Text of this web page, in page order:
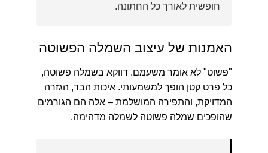
חופשית לאורך כל החתונה.
האמנות של עיצוב השמלה הפשוטה
"פשוט" לא אומר משעמם. דווקא בשמלה פשוטה,
כל פרט קטן הופך למשמעותי. איכות הבד, הגזרה
המדויקת, והתפירה המושלמת – אלה הם הגורמים
שהופכים שמלה פשוטה לשמלה מדהימה.